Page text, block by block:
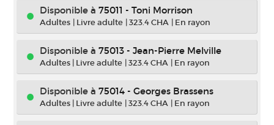
Disponible à 75011 - Toni Morrison
Adultes | Livre adulte |323.4 CHA | En rayon
Disponible à 75013 - Jean-Pierre Melville
Adultes | Livre adulte |323.4 CHA | En rayon
Disponible à 75014 - Georges Brassens
Adultes | Livre adulte |323.4 CHA | En rayon